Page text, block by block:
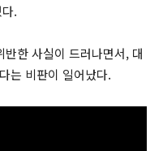
.
한 사실이 드러나면서, 대
는 비판이 일어났다.